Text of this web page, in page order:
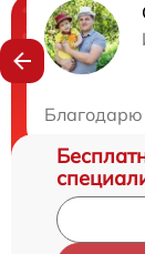
Благодарю